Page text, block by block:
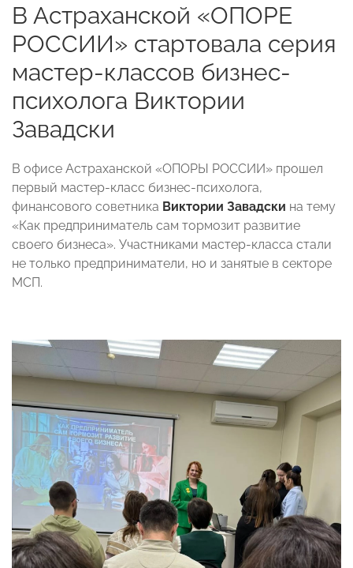
В Астраханской «ОПОРЕ
РОССИИ» стартовала серия
мастер-классов бизнес-
психолога Виктории
Завадски
В офисе Астраханской «ОПОРЫ РОССИИ» прошел
первый мастер-класс бизнес-психолога,
финансового советника Виктории Завадски на тему
«Как предприниматель сам тормозит развитие
своего бизнеса». Участниками мастер-класса стали
не только предприниматели, но и занятые в секторе
МСП.